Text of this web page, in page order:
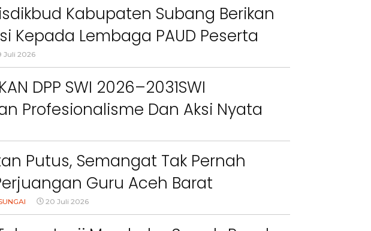
Kabupaten Subang Berikan
Kepada Lembaga PAUD Peserta
MPLS Dan G7KAIH
Juli 2026
DPP SWI 2026–2031SWI
Profesionalisme Dan Aksi Nyata
Impact
Putus, Semangat Tak Pernah
Guru Aceh Barat
Air Mata
20 Juli 2026